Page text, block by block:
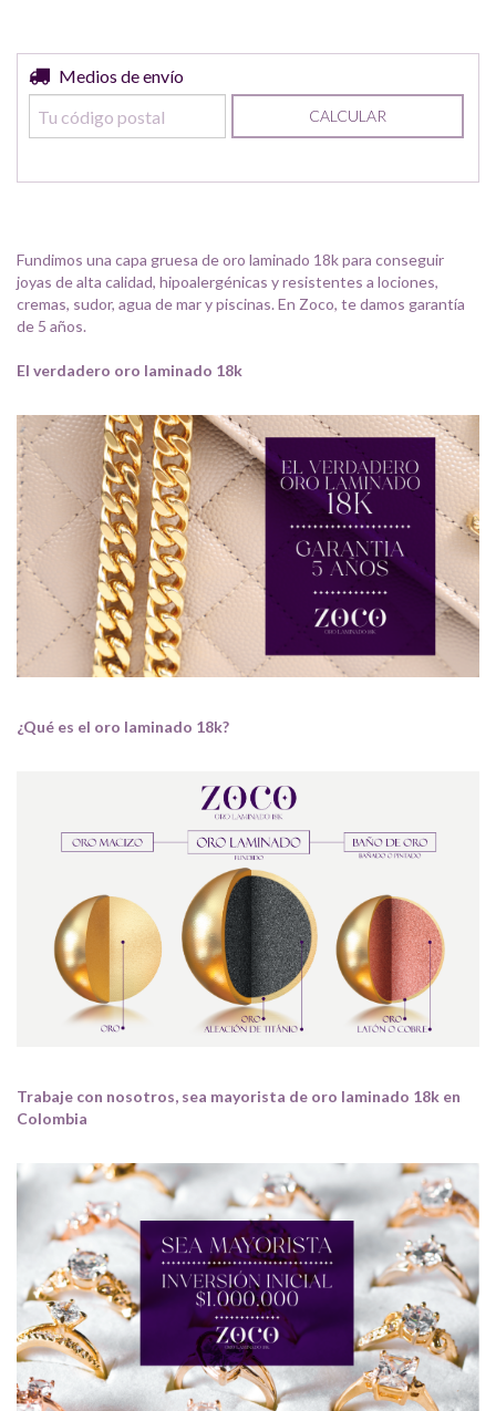
Entregas para el CP:
Medios de envío
CALCULAR
Fundimos una capa gruesa de oro laminado 18k para conseguir
joyas de alta calidad, hipoalergénicas y resistentes a lociones,
cremas, sudor, agua de mar y piscinas. En Zoco, te damos garantía
de 5 años.
El verdadero oro laminado 18k
¿Qué es el oro laminado 18k?
Trabaje con nosotros, sea mayorista de oro laminado 18k en
Colombia